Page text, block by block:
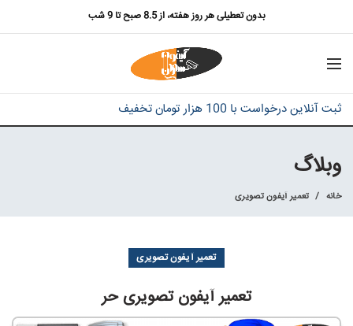
بدون تعطیلی هر روز هفته، از 8.5 صبح تا 9 شب
ثبت آنلاین درخواست با 100 هزار تومان تخفیف
وبلاگ
خانه تعمیر آیفون تصویری
تعمیر آیفون تصویری
تعمیر آیفون تصویری حر